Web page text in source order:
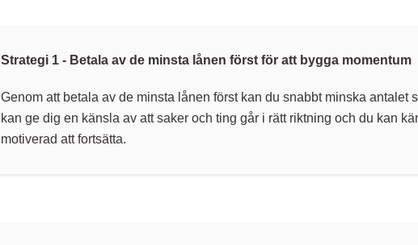
Strategi 1 - Betala av de minsta lånen först för att bygga momentum
Genom att betala av de minsta lånen först kan du snabbt minska antalet
kan ge dig en känsla av att saker och ting går i rätt riktning och du kan
motiverad att fortsätta.